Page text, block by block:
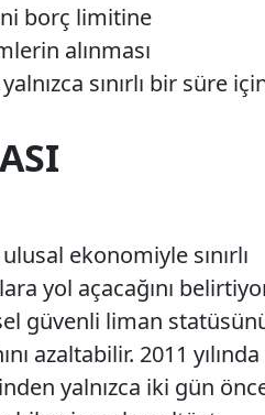
borç limitine
alınması
sınırlı bir süre
ekonomiyle sınırlı
yol açacağını
güvenli liman
azaltabilir. 2011 yılında
yalnızca iki gün